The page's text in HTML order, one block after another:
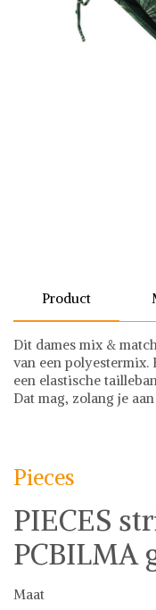
Product
Dit dames mix &
van een polyestermix.
een elastische
Dat mag, zolang je
Pieces
PIECES
PCBILMA
Maat